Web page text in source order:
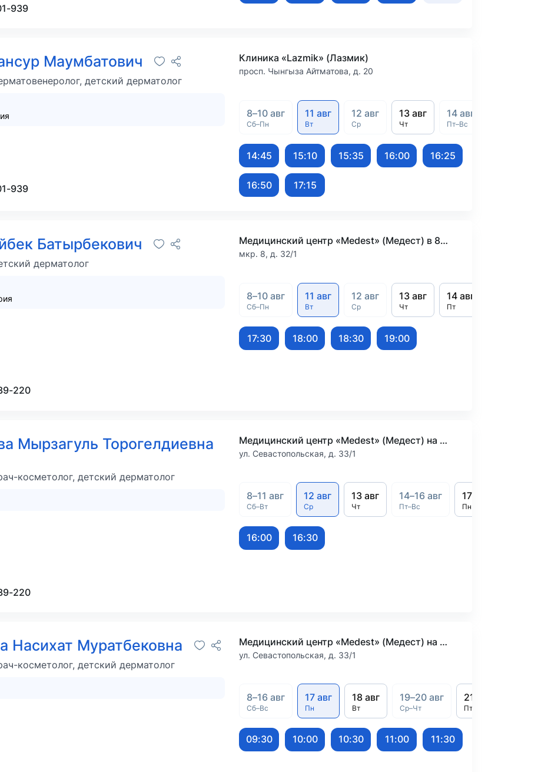
939
Маумбатович
детский дерматолог
939
Клиника «Lazmik» (Лазмик)
просп. Чынгыза Айтматова, д. 20
8–10 авг
Сб–Пн
11 авг
Вт
12 авг
Ср
13 авг
Чт
14 авг – 6 сент
Пт–Вс
14:45 15:10 15:35 16:00 16:25
16:50 17:15
Батырбекович
дерматолог
220
Медицинский центр «Medest» (Медест) в 8 микрорайоне
мкр. 8, д. 32/1
8–10 авг
Сб–Пн
11 авг
Вт
12 авг
Ср
13 авг
Чт
14 авг
Пт
17:30 18:00 18:30 19:00
Мырзагуль Торогелдиевна
косметолог, детский дерматолог
220
Медицинский центр «Medest» (Медест) на Севастопольской
ул. Севастопольская, д. 33/1
8–11 авг
Сб–Вт
12 авг
Ср
13 авг
Чт
14–16 авг
Пт–Вс
17 авг
Пн
16:00 16:30
Насихат Муратбековна
косметолог, детский дерматолог
Медицинский центр «Medest» (Медест) на Севастопольской
ул. Севастопольская, д. 33/1
8–16 авг
Сб–Вс
17 авг
Пн
18 авг
Вт
19–20 авг
Ср–Чт
21 авг
Пт
09:30 10:00 10:30 11:00 11:30